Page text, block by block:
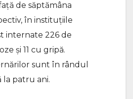
de săptămâna
în instituțiile
internate 226 de
și 11 cu gripă.
sunt în rândul
la patru ani.